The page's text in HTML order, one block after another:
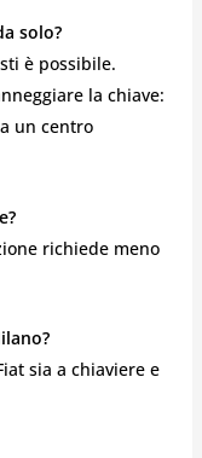
solo?
è possibile.
la chiave:
un centro
richiede meno
sia a chiaviere e